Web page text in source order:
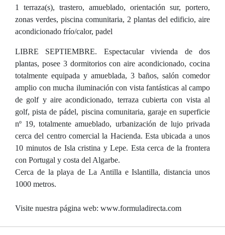
1 terraza(s), trastero, amueblado, orientación sur, portero,
zonas verdes, piscina comunitaria, 2 plantas del edificio, aire
acondicionado frío/calor, padel
LIBRE SEPTIEMBRE. Espectacular vivienda de dos
plantas, posee 3 dormitorios con aire acondicionado, cocina
totalmente equipada y amueblada, 3 baños, salón comedor
amplio con mucha iluminación con vista fantásticas al campo
de golf y aire acondicionado, terraza cubierta con vista al
golf, pista de pádel, piscina comunitaria, garaje en superficie
nº 19, totalmente amueblado, urbanización de lujo privada
cerca del centro comercial la Hacienda. Esta ubicada a unos
10 minutos de Isla cristina y Lepe. Esta cerca de la frontera
con Portugal y costa del Algarbe.
Cerca de la playa de La Antilla e Islantilla, distancia unos
1000 metros.
Visite nuestra página web: www.formuladirecta.com